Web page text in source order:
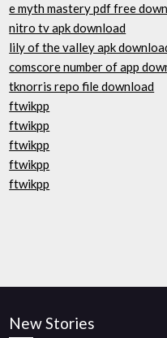
e myth mastery pdf free
nitro tv apk download
lily of the valley apk
comscore number of app
tknorris repo file download
ftwikpp
ftwikpp
ftwikpp
ftwikpp
ftwikpp
New Stories